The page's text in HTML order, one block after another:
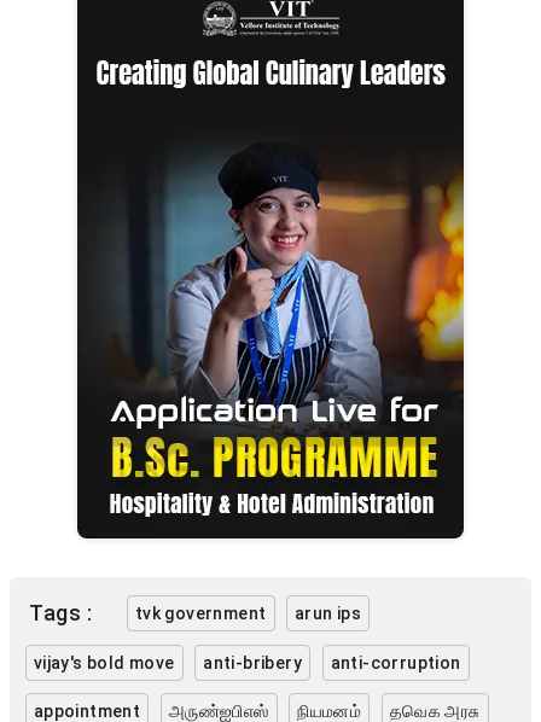
Tags : tvk government arun ips
vijay's bold move anti-bribery anti-corruption
appointment அருண்ஐபிஎஸ் நியமனம் தவெக அரசு